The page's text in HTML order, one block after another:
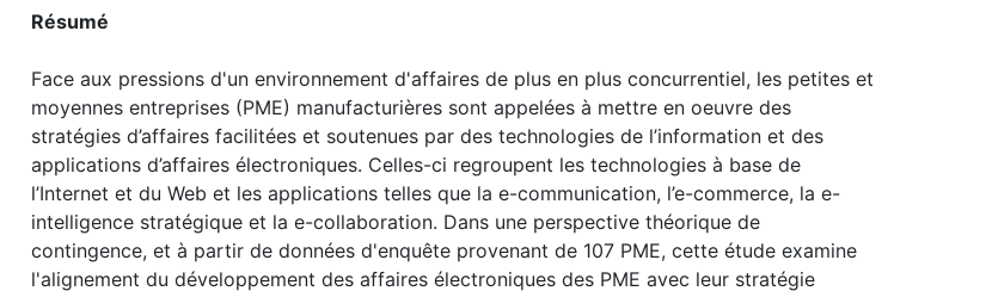
Résumé
Face aux pressions d'un environnement d'affaires de plus en plus concurrentiel, les petites et
moyennes entreprises (PME) manufacturières sont appelées à mettre en oeuvre des
stratégies d’affaires facilitées et soutenues par des technologies de l’information et des
applications d’affaires électroniques. Celles-ci regroupent les technologies à base de
l’Internet et du Web et les applications telles que la e-communication, l’e-commerce, la e-
intelligence stratégique et la e-collaboration. Dans une perspective théorique de
contingence, et à partir de données d'enquête provenant de 107 PME, cette étude examine
l'alignement du développement des affaires électroniques des PME avec leur stratégie